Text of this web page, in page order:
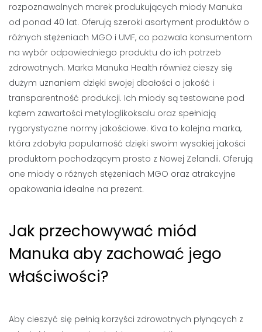
rozpoznawalnych marek produkujących miody Manuka
od ponad 40 lat. Oferują szeroki asortyment produktów o
różnych stężeniach MGO i UMF, co pozwala konsumentom
na wybór odpowiedniego produktu do ich potrzeb
zdrowotnych. Marka Manuka Health również cieszy się
dużym uznaniem dzięki swojej dbałości o jakość i
transparentność produkcji. Ich miody są testowane pod
kątem zawartości metyloglikoksalu oraz spełniają
rygorystyczne normy jakościowe. Kiva to kolejna marka,
która zdobyła popularność dzięki swoim wysokiej jakości
produktom pochodzącym prosto z Nowej Zelandii. Oferują
one miody o różnych stężeniach MGO oraz atrakcyjne
opakowania idealne na prezent.
Jak przechowywać miód
Manuka aby zachować jego
właściwości?
Aby cieszyć się pełnią korzyści zdrowotnych płynących z